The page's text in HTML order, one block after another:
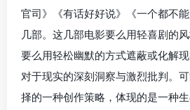
官司》《有话好好说》《一个都不
几部。这几部电影要么用轻喜剧的
要么用轻松幽默的方式遮蔽或化解
对于现实的深刻洞察与激烈批判。
择的一种创作策略，体现的是一种